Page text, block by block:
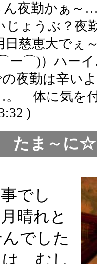
ん夜勤かぁ～
じょうぶ？夜
日慈恵大でぇ
ー⌒)）ハー
夜勤は辛い
。 体に気を
)
たま～に
でし
晴れと
でした
、むし